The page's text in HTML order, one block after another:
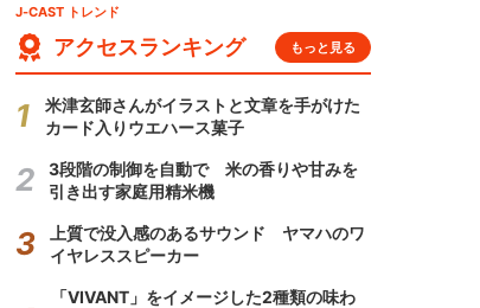
J-CAST トレンド
アクセスランキング もっと見る
米津玄師さんがイラストと文章を手がけた
カード入りウエハース菓子
3段階の制御を自動で 米の香りや甘みを
引き出す家庭用精米機
上質で没入感のあるサウンド ヤマハのワ
イヤレススピーカー
「VIVANT」をイメージした2種類の味わ